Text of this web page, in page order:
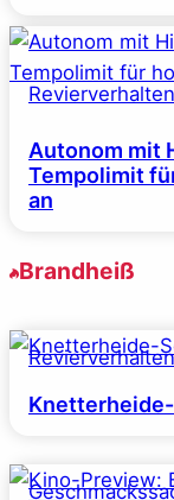
Revierverhalten
Autonom mit
Tempolimit
an
Brandheiß
Revierverhalten